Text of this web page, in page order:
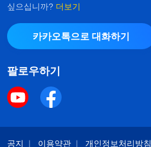
싶으십니까? 더보기
카카오톡으로 대화하기
팔로우하기
공지 이용약관 개인정보처리방침